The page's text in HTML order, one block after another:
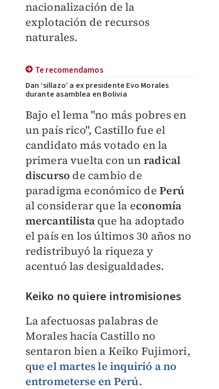
nacionalización de la
explotación de recursos
naturales.
Te recomendamos
Dan ‘sillazo’ a ex presidente Evo Morales
durante asamblea en Bolivia
Bajo el lema "no más pobres en
un país rico", Castillo fue el
candidato más votado en la
primera vuelta con un radical
discurso de cambio de
paradigma económico dePerú
al considerar que la economía
mercantilista que ha adoptado
el país en los últimos 30 años no
redistribuyó la riqueza y
acentuó las desigualdades.
Keiko no quiere intromisiones
La afectuosas palabras de
Morales hacia Castillo no
sentaron bien a Keiko Fujimori,
que el martes le inquirió a no
entrometerse en Perú.